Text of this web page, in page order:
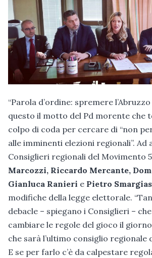
“Parola d’ordine: spremere
questo il motto del Pd morente che
colpo di coda per cercare di “non
alle imminenti elezioni regionali”.
Consiglieri regionali del Movimento
Marcozzi, Riccardo Mercante,
Gianluca Ranieri e Pietro
modifiche della legge elettorale.
debacle – spiegano i Consiglieri –
cambiare le regole del gioco il
che sarà l’ultimo consiglio regionale
E se per farlo c’è da calpestare